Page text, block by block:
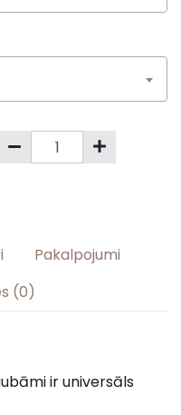
Pakalpojumi
(0)
ir universāls